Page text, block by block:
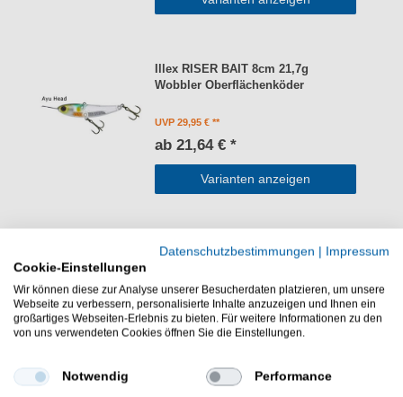
Illex RISER BAIT 8cm 21,7g
Wobbler Oberflächenköder
UVP 29,95 €
ab 21,64 € *
Varianten anzeigen
Illex RISER BAIT 7cm 8g Wobbler
UVP 26,95 €
19,45 € *
Datenschutzbestimmungen | Impressum
Cookie-Einstellungen
Wir können diese zur Analyse unserer Besucherdaten platzieren, um unsere
Webseite zu verbessern, personalisierte Inhalte anzuzeigen und Ihnen ein
großartiges Webseiten-Erlebnis zu bieten. Für weitere Informationen zu den
von uns verwendeten Cookies öffnen Sie die Einstellungen.
Notwendig Performance